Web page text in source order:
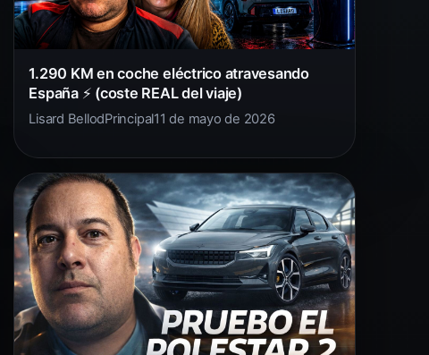
1.290 KM en coche eléctrico atravesando
España ⚡ (coste REAL del viaje)
Lisard BellodPrincipal11 de mayo de 2026